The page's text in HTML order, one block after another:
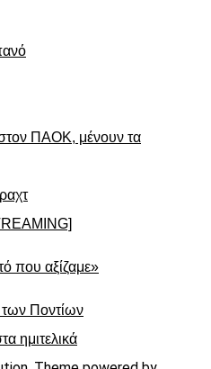
ΠΑΟΚ, μένουν τα
που αξίζαμε»
των Ποντίων
ημιτελικά